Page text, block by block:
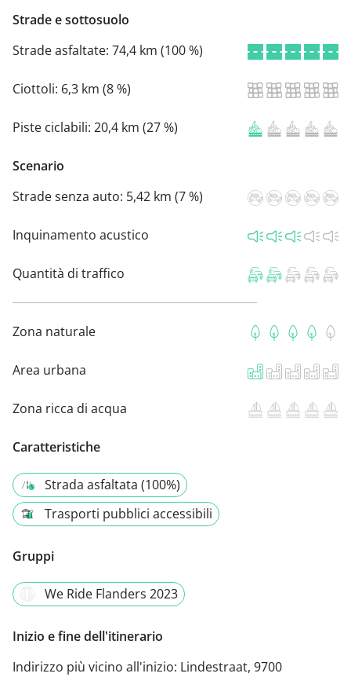
Strade e sottosuolo
Strade asfaltate: 74,4 km (100 %)
Ciottoli: 6,3 km (8 %)
Piste ciclabili: 20,4 km (27 %)
Scenario
Strade senza auto: 5,42 km (7 %)
Inquinamento acustico
Quantità di traffico
Zona naturale
Area urbana
Zona ricca di acqua
Caratteristiche
Strada asfaltata (100%)
Trasporti pubblici accessibili
Gruppi
We Ride Flanders 2023
Inizio e fine dell'itinerario
Indirizzo più vicino all'inizio: Lindestraat, 9700